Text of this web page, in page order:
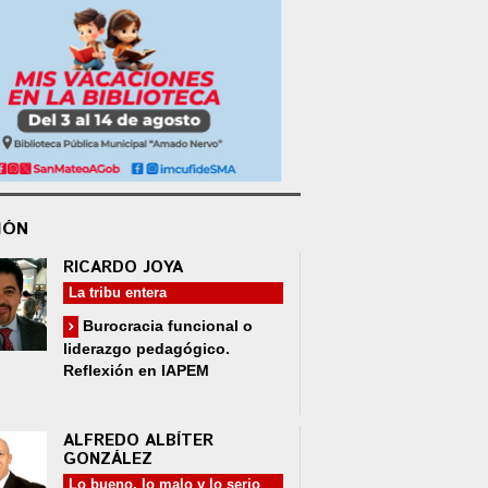
RICARDO JOYA
La tribu entera
Burocracia funcional o
liderazgo pedagógico.
Reflexión en IAPEM
ALFREDO ALBÍTER
GONZÁLEZ
Lo bueno, lo malo y lo serio